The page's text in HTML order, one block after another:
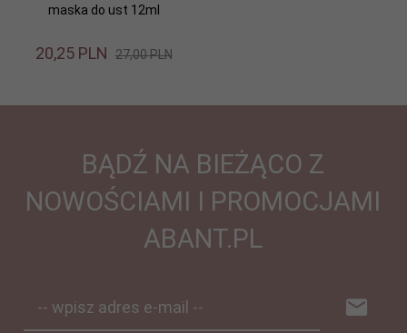
maska do ust 12ml
20,25 PLN 27,00 PLN
BĄDŹ NA BIEŻĄCO Z
NOWOŚCIAMI I PROMOCJAMI
ABANT.PL
-- wpisz adres e-mail --